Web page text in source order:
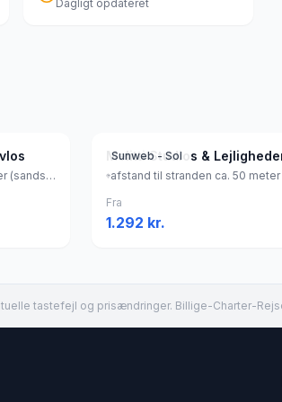
Dagligt opdateret
afstand til stranden ca. 140 meter (sandstrand, liggestole (antal: 20) (gratis) , parasol (gratis) ), Grækenland
Sunweb - Sol
Melitti Studios &
Fra
1.292 kr.
tastefejl og prisændringer. Billige-Charter-